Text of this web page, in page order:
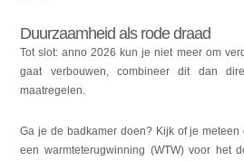
Duurzaamheid als rode draad
Tot slot: anno 2026 kun je niet meer om
gaat verbouwen, combineer dit dan
maatregelen.
Ga je de badkamer doen? Kijk of je
een warmteterugwinning (WTW) voor het